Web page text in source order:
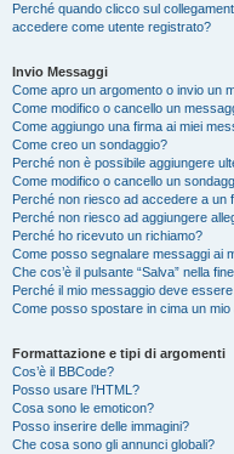
Perché quando clicco sul
accedere come utente registrato?
Invio Messaggi
Come apro un argomento o invio un
Come modifico o cancello un
Come aggiungo una firma ai miei
Come creo un sondaggio?
Perché non è possibile aggiungere
Come modifico o cancello un
Perché non riesco ad accedere a un
Perché non riesco ad aggiungere
Perché ho ricevuto un richiamo?
Come posso segnalare messaggi ai
Che cos’è il pulsante “Salva” nella
Perché il mio messaggio deve
Come posso spostare in cima un mio
Formattazione e tipi di argomenti
Cos’è il BBCode?
Posso usare l’HTML?
Cosa sono le emoticon?
Posso inserire delle immagini?
Che cosa sono gli annunci globali?